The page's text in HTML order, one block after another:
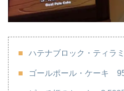
ハテナブロック・ティラ
ゴールポール・ケーキ